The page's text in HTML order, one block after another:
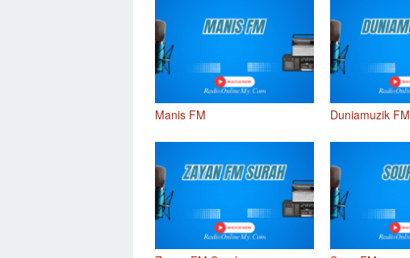
Manis FM Duniamuzik FM